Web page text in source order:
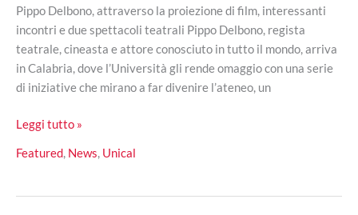
Pippo Delbono, attraverso la proiezione di film, interessanti
incontri e due spettacoli teatrali Pippo Delbono, regista
teatrale, cineasta e attore conosciuto in tutto il mondo, arriva
in Calabria, dove l’Università gli rende omaggio con una serie
di iniziative che mirano a far divenire l’ateneo, un
All’Unical,
a
Delbono
Leggi tutto »
Featured, News, Unical